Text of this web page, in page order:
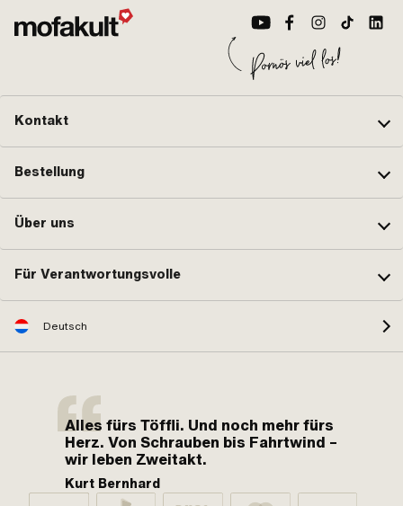
Kontakt
Bestellung
Über uns
Für Verantwortungsvolle
Deutsch
Alles fürs Töffli. Und noch mehr fürs
Herz. Von Schrauben bis Fahrtwind –
wir leben Zweitakt.
Kurt Bernhard